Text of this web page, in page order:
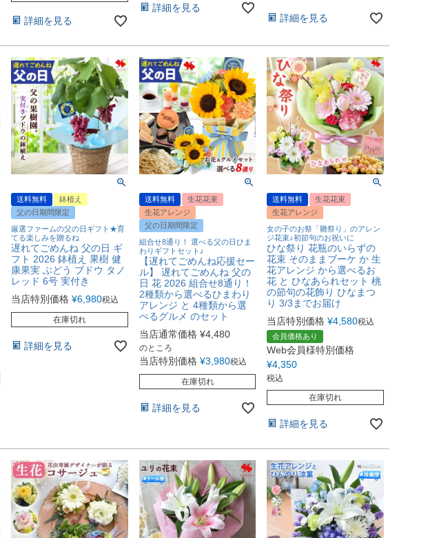
詳細を見る
詳細を見る
詳細を見る
送料無料
鉢植え
父の日期間限定
厳選ファームの父の日ギフト★育
てる楽しみを贈るね
遅れてごめんね 父の日 ギ
フト 2026 鉢植え 果樹 健
康果実 ぶどう ブドウ タノ
レッド 6号 実付き
当店特別価格 ¥6,980税込
在庫切れ
詳細を見る
送料無料
生花花束
生花アレンジ
父の日期間限定
組合せ8通り！ 選べる父の日ひま
わりギフトセット♪
【遅れてごめんね応援セー
ル】 遅れてごめんね 父の
日 花 2026 組合せ8通り！
2種類から選べるひまわり
アレンジ と 4種類から選
べるグルメ のセット
当店通常価格 ¥4,480
のところ
当店特別価格 ¥3,980税込
在庫切れ
詳細を見る
送料無料
生花花束
生花アレンジ
女の子のお祭「雛祭り」のアレン
ジ花束♪初節句のお祝いに
ひな祭り 花瓶のいらずの
花束 そのままブーケ か 生
花アレンジ から選べるお
花 と ひなあられセット 桃
の節句の花飾り ひなまつ
り 3/3までお届け
当店特別価格 ¥4,580税込
会員価格あり
Web会員様特別価格
¥4,350
税込
在庫切れ
詳細を見る